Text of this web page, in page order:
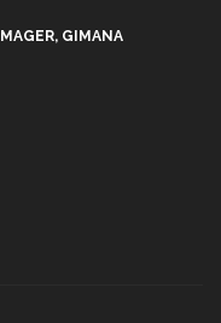
GIMANA